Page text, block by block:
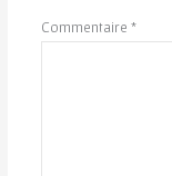
Commentaire *